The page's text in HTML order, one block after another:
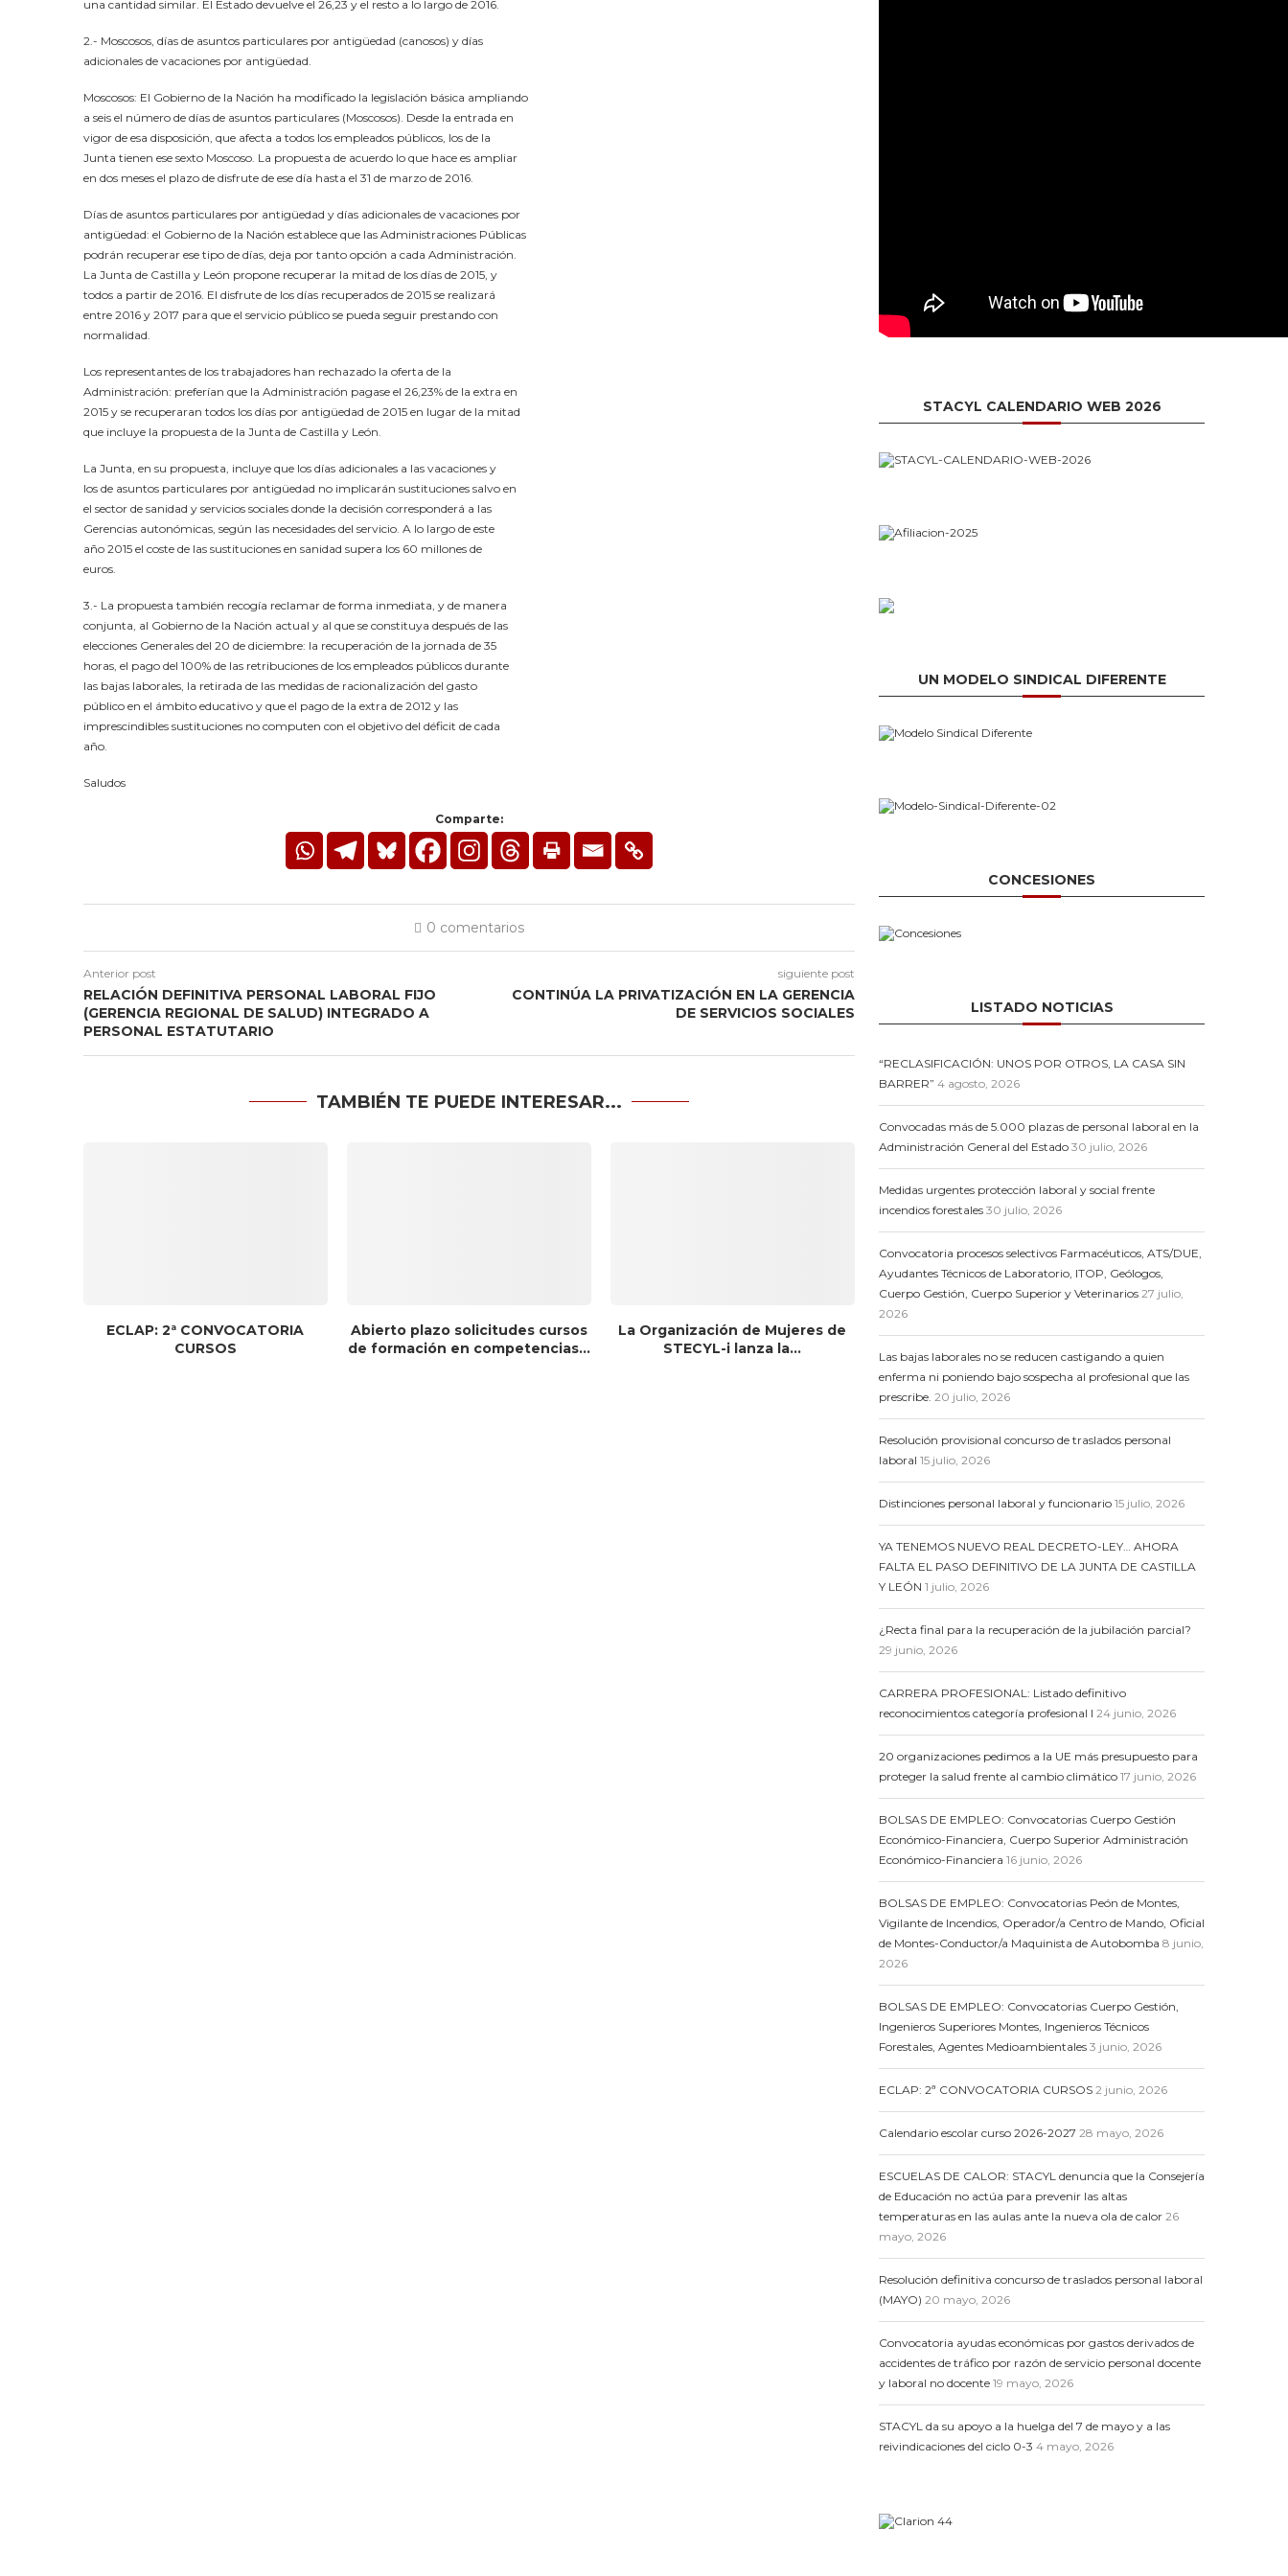
una cantidad similar. El Estado devuelve el 26,23 y el resto a lo largo de 2016.
2.- Moscosos, días de asuntos particulares por antigüedad (canosos) y días
adicionales de vacaciones por antigüedad.
Moscosos: El Gobierno de la Nación ha modificado la legislación básica ampliando
a seis el número de días de asuntos particulares (Moscosos). Desde la entrada en
vigor de esa disposición, que afecta a todos los empleados públicos, los de la
Junta tienen ese sexto Moscoso. La propuesta de acuerdo lo que hace es ampliar
en dos meses el plazo de disfrute de ese día hasta el 31 de marzo de 2016.
Días de asuntos particulares por antigüedad y días adicionales de vacaciones por
antigüedad: el Gobierno de la Nación establece que las Administraciones Públicas
podrán recuperar ese tipo de días, deja por tanto opción a cada Administración.
La Junta de Castilla y León propone recuperar la mitad de los días de 2015, y
todos a partir de 2016. El disfrute de los días recuperados de 2015 se realizará
entre 2016 y 2017 para que el servicio público se pueda seguir prestando con
normalidad.
Los representantes de los trabajadores han rechazado la oferta de la
Administración: preferían que la Administración pagase el 26,23% de la extra en
2015 y se recuperaran todos los días por antigüedad de 2015 en lugar de la mitad
que incluye la propuesta de la Junta de Castilla y León.
La Junta, en su propuesta, incluye que los días adicionales a las vacaciones y
los de asuntos particulares por antigüedad no implicarán sustituciones salvo en
el sector de sanidad y servicios sociales donde la decisión corresponderá a las
Gerencias autonómicas, según las necesidades del servicio. A lo largo de este
año 2015 el coste de las sustituciones en sanidad supera los 60 millones de
euros.
3.- La propuesta también recogía reclamar de forma inmediata, y de manera
conjunta, al Gobierno de la Nación actual y al que se constituya después de las
elecciones Generales del 20 de diciembre: la recuperación de la jornada de 35
horas, el pago del 100% de las retribuciones de los empleados públicos durante
las bajas laborales, la retirada de las medidas de racionalización del gasto
público en el ámbito educativo y que el pago de la extra de 2012 y las
imprescindibles sustituciones no computen con el objetivo del déficit de cada
año.
Saludos
Comparte:
0 comentarios
Anterior post
RELACIÓN DEFINITIVA PERSONAL LABORAL FIJO
(GERENCIA REGIONAL DE SALUD) INTEGRADO A
PERSONAL ESTATUTARIO
siguiente post
CONTINÚA LA PRIVATIZACIÓN EN LA GERENCIA
DE SERVICIOS SOCIALES
TAMBIÉN TE PUEDE INTERESAR...
ECLAP: 2ª CONVOCATORIA
CURSOS
Abierto plazo solicitudes cursos
de formación en competencias...
La Organización de Mujeres de
STECYL-i lanza la...
STACYL CALENDARIO WEB 2026
UN MODELO SINDICAL DIFERENTE
CONCESIONES
LISTADO NOTICIAS
“RECLASIFICACIÓN: UNOS POR OTROS, LA CASA SIN
BARRER” 4 agosto, 2026
Convocadas más de 5.000 plazas de personal laboral en la
Administración General del Estado 30 julio, 2026
Medidas urgentes protección laboral y social frente
incendios forestales 30 julio, 2026
Convocatoria procesos selectivos Farmacéuticos, ATS/DUE,
Ayudantes Técnicos de Laboratorio, ITOP, Geólogos,
Cuerpo Gestión, Cuerpo Superior y Veterinarios 27 julio,
2026
Las bajas laborales no se reducen castigando a quien
enferma ni poniendo bajo sospecha al profesional que las
prescribe. 20 julio, 2026
Resolución provisional concurso de traslados personal
laboral 15 julio, 2026
Distinciones personal laboral y funcionario 15 julio, 2026
YA TENEMOS NUEVO REAL DECRETO-LEY… AHORA
FALTA EL PASO DEFINITIVO DE LA JUNTA DE CASTILLA
Y LEÓN 1 julio, 2026
¿Recta final para la recuperación de la jubilación parcial?
29 junio, 2026
CARRERA PROFESIONAL: Listado definitivo
reconocimientos categoría profesional I 24 junio, 2026
20 organizaciones pedimos a la UE más presupuesto para
proteger la salud frente al cambio climático 17 junio, 2026
BOLSAS DE EMPLEO: Convocatorias Cuerpo Gestión
Económico-Financiera, Cuerpo Superior Administración
Económico-Financiera 16 junio, 2026
BOLSAS DE EMPLEO: Convocatorias Peón de Montes,
Vigilante de Incendios, Operador/a Centro de Mando, Oficial
de Montes-Conductor/a Maquinista de Autobomba 8 junio,
2026
BOLSAS DE EMPLEO: Convocatorias Cuerpo Gestión,
Ingenieros Superiores Montes, Ingenieros Técnicos
Forestales, Agentes Medioambientales 3 junio, 2026
ECLAP: 2ª CONVOCATORIA CURSOS 2 junio, 2026
Calendario escolar curso 2026-2027 28 mayo, 2026
ESCUELAS DE CALOR: STACYL denuncia que la Consejería
de Educación no actúa para prevenir las altas
temperaturas en las aulas ante la nueva ola de calor 26
mayo, 2026
Resolución definitiva concurso de traslados personal laboral
(MAYO) 20 mayo, 2026
Convocatoria ayudas económicas por gastos derivados de
accidentes de tráfico por razón de servicio personal docente
y laboral no docente 19 mayo, 2026
STACYL da su apoyo a la huelga del 7 de mayo y a las
reivindicaciones del ciclo 0-3 4 mayo, 2026